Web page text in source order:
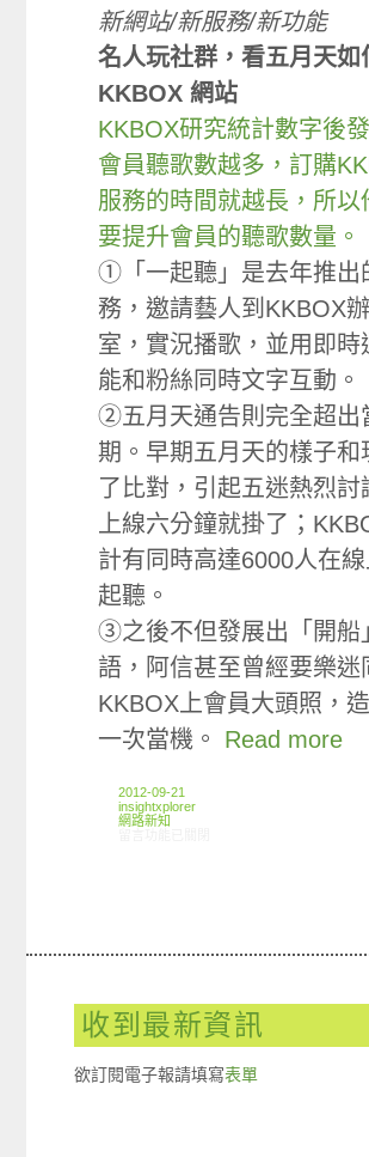
新網站/新服務/新功能
名人玩社群，看五月天如
KKBOX 網站
KKBOX研究統計數字後發
會員聽歌數越多，訂購
服務的時間就越長，所以
要提升會員的聽歌數量。
①「一起聽」是去年推出
務，邀請藝人到KKBOX
室，實況播歌，並用即時
能和粉絲同時文字互動。
②五月天通告則完全超出
期。早期五月天的樣子和
了比對，引起五迷熱烈討
上線六分鐘就掛了；
計有同時高達6000人在
起聽。
③之後不但發展出「開船
語，阿信甚至曾經要樂迷
KKBOX上會員大頭照，
一次當機。 Read more
2012-09-21
insightxplorer
網路新知
收到最新資訊
欲訂閱電子報請填寫表單